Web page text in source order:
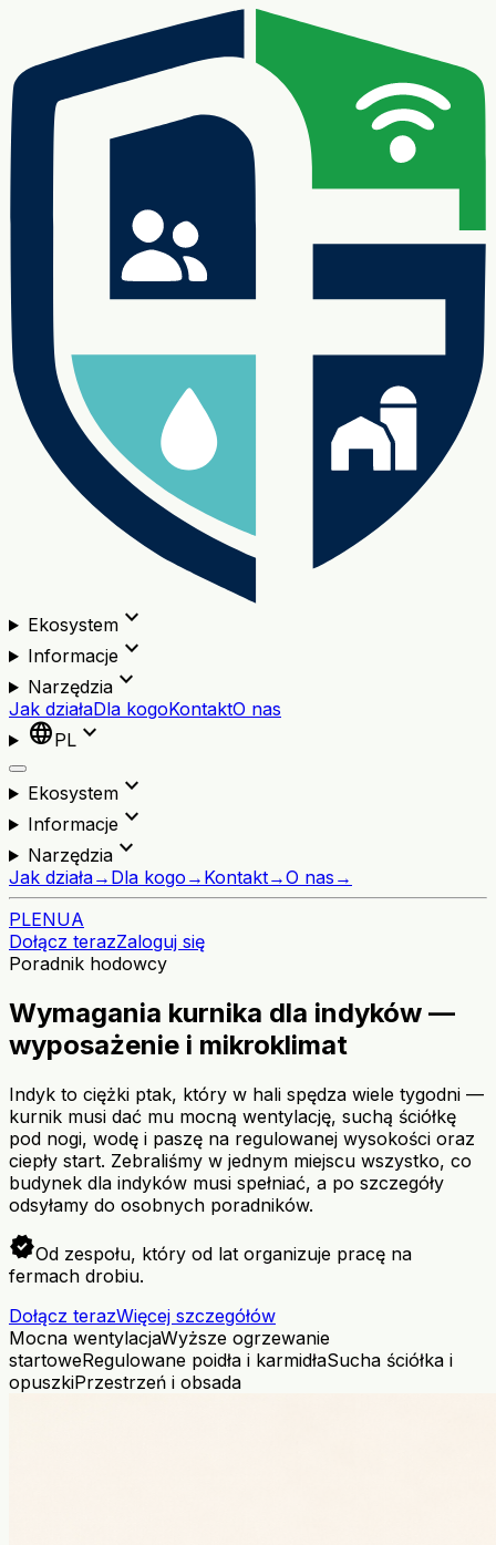
Ekosystemexpand_more
Informacjeexpand_more
Narzędziaexpand_more
Jak działaDla kogoKontaktO nas
languagePL expand_more
Ekosystemexpand_more
Informacjeexpand_more
Narzędziaexpand_more
Jak działa→ Dla kogo → Kontakt→O nas →
PLENUA
Dołącz terazZaloguj się
Poradnik hodowcy
Wymagania kurnika dla indyków —
wyposażenie i mikroklimat
Indyk to ciężki ptak, który w hali spędza wiele tygodni —
kurnik musi dać mu mocną wentylację, suchą ściółkę
pod nogi, wodę i paszę na regulowanej wysokości oraz
ciepły start. Zebraliśmy w jednym miejscu wszystko, co
budynek dla indyków musi spełniać, a po szczegóły
odsyłamy do osobnych poradników.
verifiedOd zespołu, który od lat organizuje pracę na
fermach drobiu.
Dołącz terazWięcej szczegółów
Mocna wentylacjaWyższe ogrzewanie
startoweRegulowane poidła i karmidłaSucha ściółka i
opuszkiPrzestrzeń i obsada